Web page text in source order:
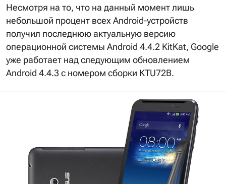
Несмотря на то, что на данный момент лишь
небольшой процент всех Android-устройств
получил последнюю актуальную версию
операционной системы Android 4.4.2 KitKat, Google
уже работает над следующим обновлением
Android 4.4.3 с номером сборки KTU72B.